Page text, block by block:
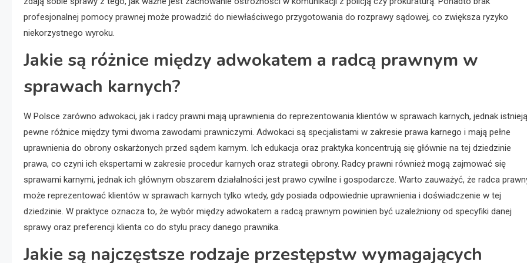
profesjonalnej pomocy prawnej może prowadzić do niewłaściwego przygotowania do rozprawy sądowej, co zwiększa ryzyko
niekorzystnego wyroku.
Jakie są różnice między adwokatem a radcą prawnym w
sprawach karnych?
W Polsce zarówno adwokaci, jak i radcy prawni mają uprawnienia do reprezentowania klientów w sprawach karnych, jednak istnieją
pewne różnice między tymi dwoma zawodami prawniczymi. Adwokaci są specjalistami w zakresie prawa karnego i mają pełne
uprawnienia do obrony oskarżonych przed sądem karnym. Ich edukacja oraz praktyka koncentrują się głównie na tej dziedzinie
prawa, co czyni ich ekspertami w zakresie procedur karnych oraz strategii obrony. Radcy prawni również mogą zajmować się
sprawami karnymi, jednak ich głównym obszarem działalności jest prawo cywilne i gospodarcze. Warto zauważyć, że radca
może reprezentować klientów w sprawach karnych tylko wtedy, gdy posiada odpowiednie uprawnienia i doświadczenie w tej
dziedzinie. W praktyce oznacza to, że wybór między adwokatem a radcą prawnym powinien być uzależniony od specyfiki danej
sprawy oraz preferencji klienta co do stylu pracy danego prawnika.
Jakie są najczęstsze rodzaje przestępstw wymagających